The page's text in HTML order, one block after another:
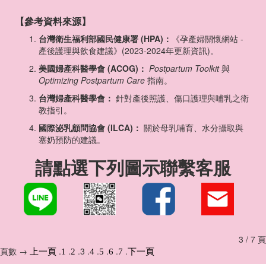
【參考資料來源】
台灣衛生福利部國民健康署 (HPA)：
《孕產婦關懷網站 -
產後護理與飲食建議》(2023-2024年更新資訊)。
美國婦產科醫學會 (ACOG)： Postpartum Toolkit與
Optimizing Postpartum Care 指南。
台灣婦產科醫學會： 針對產後照護、傷口護理與哺乳之衛
教指引。
國際泌乳顧問協會 (ILCA)： 關於母乳哺育、水分攝取與
塞奶預防的建議。
請點選下列圖示聯繫客服
3 / 7 頁
頁數 → 上一頁 .1 .2 .3 .4 .5 .6 .7 .下一頁